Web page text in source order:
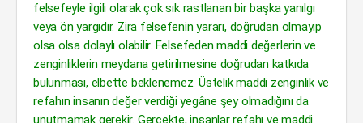
felsefeyle ilgili olarak çok sık rastlanan bir başka yanılgı
veya ön yargıdır. Zira felsefenin yararı, doğrudan olmayıp
olsa olsa dolaylı olabilir. Felsefeden maddi değerlerin ve
zenginliklerin meydana getirilmesine doğrudan katkıda
bulunması, elbette beklenemez. Üstelik maddi zenginlik ve
refahın insanın değer verdiği yegâne şey olmadığını da
unutmamak gerekir. Gerçekte, insanlar refahı ve maddi